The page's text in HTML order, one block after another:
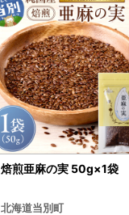
焙煎亜麻の実 50g×1袋
北海道当別町